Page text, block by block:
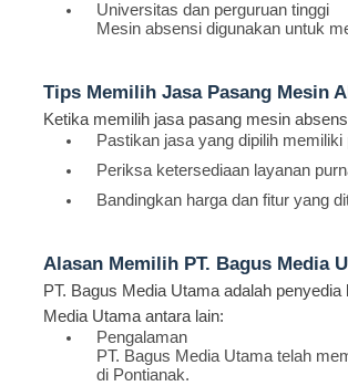
Universitas dan perguruan tinggi
Mesin absensi digunakan untuk
Tips Memilih Jasa Pasang Mesin
Ketika memilih jasa pasang mesin
Pastikan jasa yang dipilih
Periksa ketersediaan layanan
Bandingkan harga dan fitur yang
Alasan Memilih PT. Bagus Media
PT. Bagus Media Utama adalah
Media Utama antara lain:
Pengalaman
PT. Bagus Media Utama telah
di Pontianak.